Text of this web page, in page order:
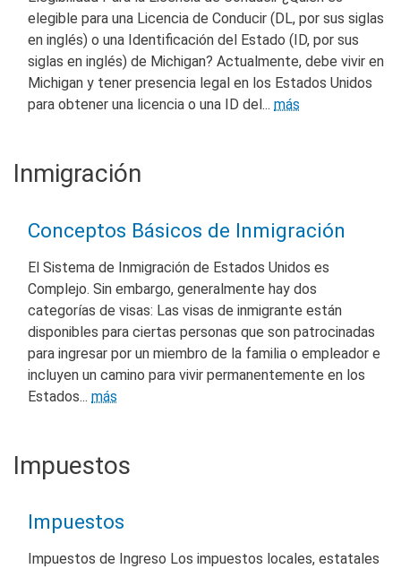
elegible para una Licencia de Conducir (DL, por sus siglas
en inglés) o una Identificación del Estado (ID, por sus
siglas en inglés) de Michigan? Actualmente, debe vivir en
Michigan y tener presencia legal en los Estados Unidos
para obtener una licencia o una ID del... más
Inmigración
Conceptos Básicos de Inmigración
El Sistema de Inmigración de Estados Unidos es
Complejo. Sin embargo, generalmente hay dos
categorías de visas: Las visas de inmigrante están
disponibles para ciertas personas que son patrocinadas
para ingresar por un miembro de la familia o empleador e
incluyen un camino para vivir permanentemente en los
Estados... más
Impuestos
Impuestos
Impuestos de Ingreso Los impuestos locales, estatales